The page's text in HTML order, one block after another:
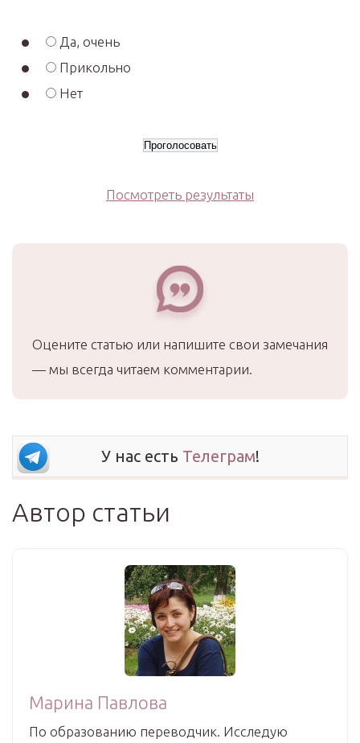
Да, очень
Прикольно
Нет
Посмотреть результаты
Оцените статью или напишите свои замечания
— мы всегда читаем комментарии.
У нас есть Телеграм!
Автор статьи
Марина Павлова
По образованию переводчик. Исследую